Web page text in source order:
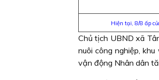
Hiện tại, 8/8 ấp
Chủ tịch UBND xã
nuôi công nghiệp,
vận động Nhân dân